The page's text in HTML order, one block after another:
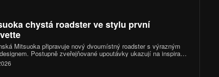
chystá roadster ve stylu první
Mitsuoka připravuje nový dvoumístný roadster s výrazným
Postupně zveřejňované upoutávky ukazují na inspiraci
Chevroletu Corvette, konkrétně jejím provedením po
z roku 1958. Novinka má mít technický základ v Mazdě